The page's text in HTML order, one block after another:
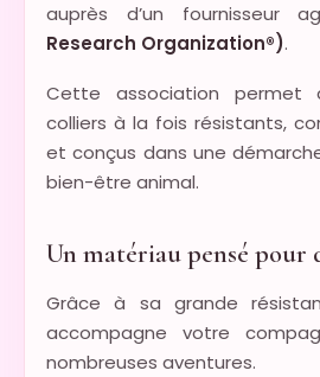
auprès d’un fournisseur
Research Organization®).
Cette association permet
colliers à la fois résistants,
et conçus dans une
bien-être animal.
Un matériau pensé pour
Grâce à sa grande
accompagne votre
nombreuses aventures.